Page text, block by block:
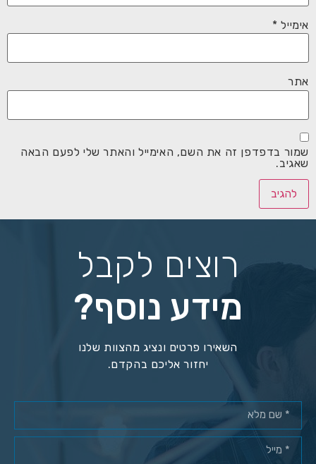
אימייל *
אתר
שמור בדפדפן זה את השם, האימייל והאתר שלי לפעם הבאה
שאגיב.
רוצים לקבל
מידע נוסף?
השאירו פרטים ונציג מהצוות שלנו
יחזור אליכם בהקדם.